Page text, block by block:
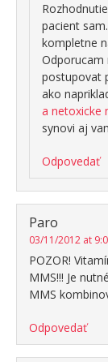
pacient
kompletne
Odporucam
postupovat
ako
a netoxicke
synovi aj
Odpovedať
Paro
03/11/2012 at
POZOR!
MMS!!! Je
MMS
Odpovedať